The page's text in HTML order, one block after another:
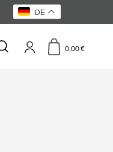
DE
0,00€